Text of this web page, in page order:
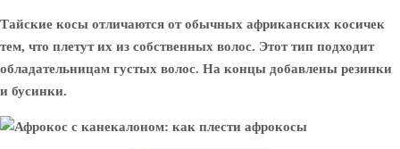
Тайские косы отличаются от обычных африканских косичек
тем, что плетут их из собственных волос. Этот тип подходит
обладательницам густых волос. На концы добавлены резинки
и бусинки.